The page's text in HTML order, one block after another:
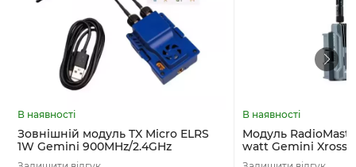
Зовнішній модуль TX Micro ELRS
1W Gemini 900MHz/2.4GHz
BAYCKRC
Модуль
watt Gemini
Module